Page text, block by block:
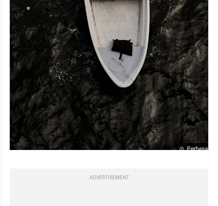
Perbesar
ADVERTISEMENT